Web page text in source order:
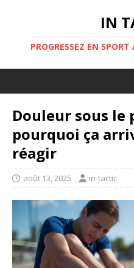
IN
PROGRESSEZ EN
Douleur sous le
pourquoi ça
réagir
août 13, 2025 in-tactic